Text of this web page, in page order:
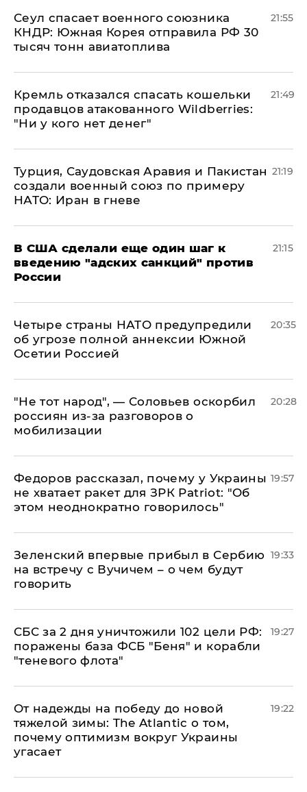
​Сеул спасает военного союзника
КНДР: Южная Корея отправила РФ 30
тысяч тонн авиатоплива
21:55
Кремль отказался спасать кошельки
продавцов атакованного Wildberries:
"Ни у кого нет денег"
21:49
Турция, Саудовская Аравия и Пакистан
создали военный союз по примеру
НАТО: Иран в гневе
21:19
В США сделали еще один шаг к
введению "адских санкций" против
России
21:15
Четыре страны НАТО предупредили
об угрозе полной аннексии Южной
Осетии Россией
20:35
​"Не тот народ", — Соловьев оскорбил
россиян из-за разговоров о
мобилизации
20:28
Федоров рассказал, почему у Украины
не хватает ракет для ЗРК Patriot: "Об
этом неоднократно говорилось"
19:57
Зеленский впервые прибыл в Сербию
на встречу с Вучичем – о чем будут
говорить
19:33
СБС за 2 дня уничтожили 102 цели РФ:
поражены база ФСБ "Беня" и корабли
"теневого флота"
19:27
От надежды на победу до новой
тяжелой зимы: The Atlantic о том,
почему оптимизм вокруг Украины
угасает
19:22